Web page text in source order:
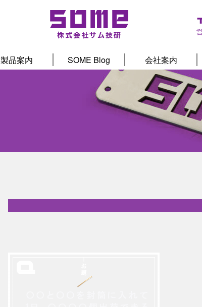
製品案内 SOME Blog 会社案内